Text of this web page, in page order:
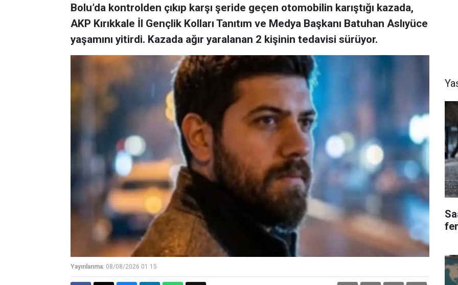
Bolu’da kontrolden çıkıp karşı şeride geçen otomobilin karıştığı kazada,
AKP Kırıkkale İl Gençlik Kolları Tanıtım ve Medya Başkanı Batuhan Aslıyüce
yaşamını yitirdi. Kazada ağır yaralanan 2 kişinin tedavisi sürüyor.
Yayınlanma: 08/08/2026 01:15